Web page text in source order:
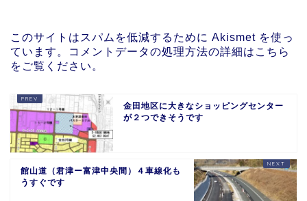
このサイトはスパムを低減するために Akismet を使っ
ています。
コメントデータの処理方法の詳細はこちら
をご覧ください 。
金田地区に大きなショッピングセンター
が２つできそうです
館山道（君津ー富津中央間）４車線化も
うすぐです